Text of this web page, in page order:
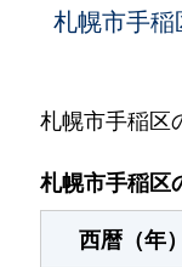
稲穂３条
稲穂３条
新発寒５条
札幌市手
札幌市手稲区
札幌市手稲区
西暦（年）